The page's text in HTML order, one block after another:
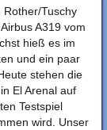
Tuschy
A319 vom
hieß es im
und ein paar
stehen die
El Arenal auf
Testspiel
wird. Unser